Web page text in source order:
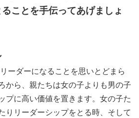
ことを手伝ってあげましょ
ーダーになることを思いとどまら
から、親たちは女の子よりも男の子
プに高い価値を置きます。女の子た
りリーダーシップをとる時、そして